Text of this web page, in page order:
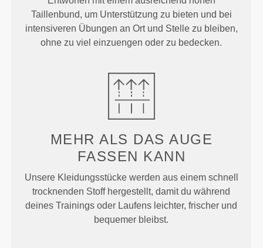
Taillenbund, um Unterstützung zu bieten und bei
intensiveren Übungen an Ort und Stelle zu bleiben,
ohne zu viel einzuengen oder zu bedecken.
MEHR ALS DAS AUGE
FASSEN KANN
Unsere Kleidungsstücke werden aus einem schnell
trocknenden Stoff hergestellt, damit du während
deines Trainings oder Laufens leichter, frischer und
bequemer bleibst.